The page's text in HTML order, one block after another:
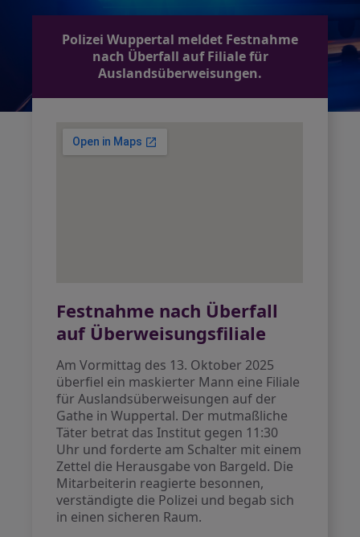
Polizei Wuppertal meldet Festnahme
nach Überfall auf Filiale für
Auslandsüberweisungen.
Festnahme nach Überfall
auf Überweisungsfiliale
Am Vormittag des 13. Oktober 2025
überfiel ein maskierter Mann eine Filiale
für Auslandsüberweisungen auf der
Gathe in Wuppertal. Der mutmaßliche
Täter betrat das Institut gegen 11:30
Uhr und forderte am Schalter mit einem
Zettel die Herausgabe von Bargeld. Die
Mitarbeiterin reagierte besonnen,
verständigte die Polizei und begab sich
in einen sicheren Raum.